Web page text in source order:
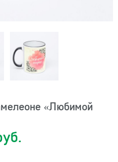
«Любимой